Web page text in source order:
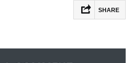
SHARE
Twitter